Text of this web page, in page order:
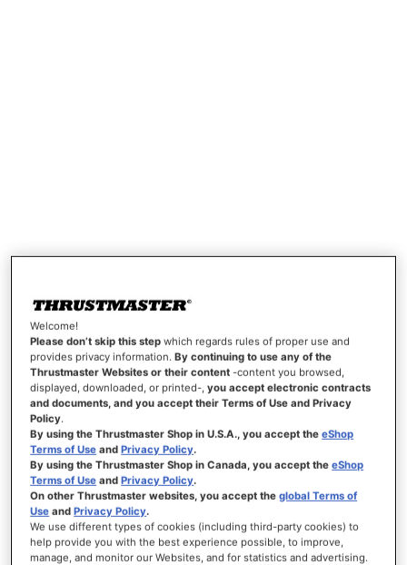
Welcome!
Please don’t skip this step which regards rules of proper use and
provides privacy information.By continuing to use any of the
Thrustmaster Websites or their content -content you browsed,
displayed, downloaded, or printed-,you accept electronic contracts
and documents, and you accept their Terms of Use and Privacy
Policy.
By using the Thrustmaster Shop in U.S.A., you accept theeShop
Terms of Use andPrivacy Policy.
By using the Thrustmaster Shop in Canada, you accept theeShop
Terms of Use andPrivacy Policy.
On other Thrustmaster websites, you accept theglobal Terms of
Use andPrivacy Policy.
We use different types of cookies (including third-party cookies) to
help provide you with the best experience possible, to improve,
manage, and monitor our Websites, and for statistics and advertising.